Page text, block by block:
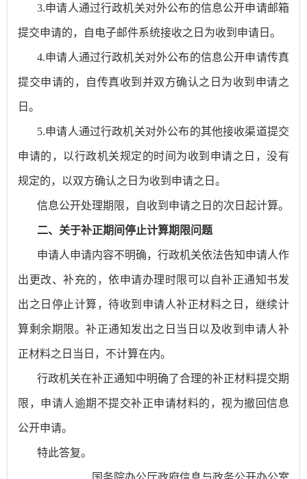
3.申请人通过行政机关对外公布的信息公开申请邮箱
提交申请的，自电子邮件系统接收之日为收到申请日。
4.申请人通过行政机关对外公布的信息公开申请传真
提交申请的，自传真收到并双方确认之日为收到申请之
日。
5.申请人通过行政机关对外公布的其他接收渠道提交
申请的，以行政机关规定的时间为收到申请之日，没有
规定的，以双方确认之日为收到申请之日。
信息公开处理期限，自收到申请之日的次日起计算。
二、关于补正期间停止计算期限问题
申请人申请内容不明确，行政机关依法告知申请人作
出更改、补充的，依申请办理时限可以自补正通知书发
出之日停止计算，待收到申请人补正材料之日，继续计
算剩余期限。补正通知发出之日当日以及收到申请人补
正材料之日当日，不计算在内。
行政机关在补正通知中明确了合理的补正材料提交期
限，申请人逾期不提交补正申请材料的，视为撤回信息
公开申请。
特此答复。